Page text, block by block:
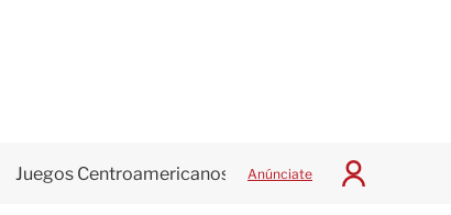
Juegos Centroamericanos Anúnciate
I